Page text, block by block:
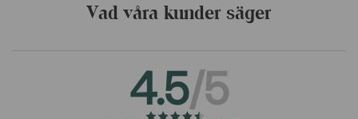
Vad våra kunder säger
4.5/5